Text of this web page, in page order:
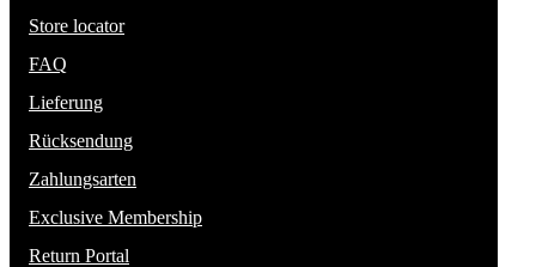
Store locator
FAQ
Lieferung
Rücksendung
Zahlungsarten
Exclusive Membership
Return Portal